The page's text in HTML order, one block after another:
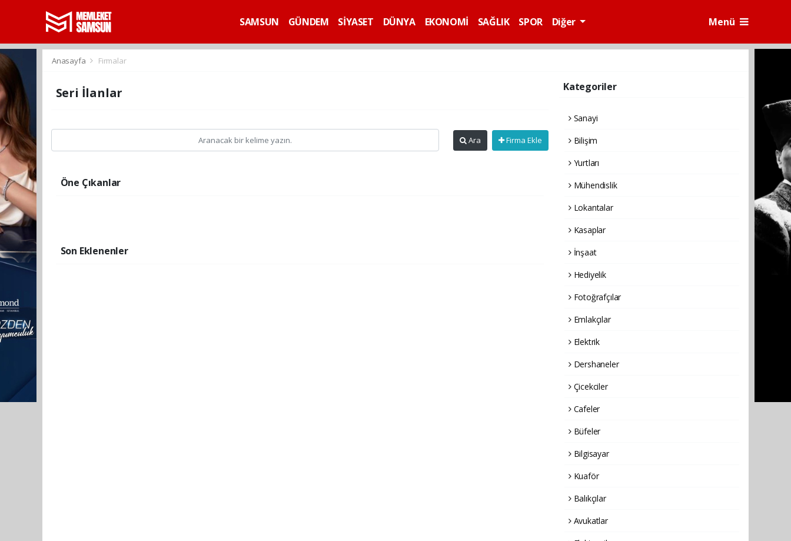
SAMSUN GÜNDEM SİYASET DÜNYA EKONOMİ SAĞLIK SPOR Diğer Menü
Anasayfa Firmalar
Seri İlanlar
Ara Firma Ekle
Öne Çıkanlar
Son Eklenenler
Kategoriler
Sanayi
Bilişim
Yurtları
Mühendislik
Lokantalar
Kasaplar
İnşaat
Hediyelik
Fotoğrafçılar
Emlakçılar
Elektrik
Dershaneler
Çicekciler
Cafeler
Büfeler
Bilgisayar
Kuaför
Balıkçılar
Avukatlar